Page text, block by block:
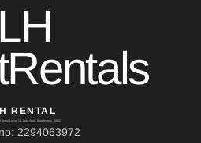
LH
RENTAL
Ierou Loxou 10, Kato Souli, Marathonas, 19007
2294063972